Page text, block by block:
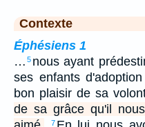
Contexte
Éphésiens 1
… 5 nous ayant
ses enfants
bon plaisir de sa
de sa grâce qu'il
7